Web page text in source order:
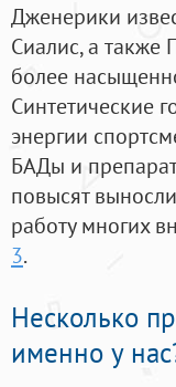
Дженерики
Сиалис, а также
более
Синтетические
энергии
БАДы и
повысят
работу многих
3.
Несколько
именно у